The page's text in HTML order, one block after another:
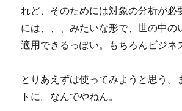
れど、そのためには対象の分析が必
には、、、みたいな形で、世の中の
適用できるっぽい。もちろんビジネ
とりあえずは使ってみようと思う。
トに。なんでやねん。